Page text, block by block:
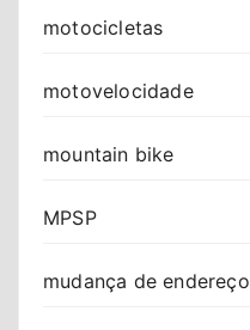
motocicletas
motovelocidade
mountain bike
MPSP
mudança de endereço